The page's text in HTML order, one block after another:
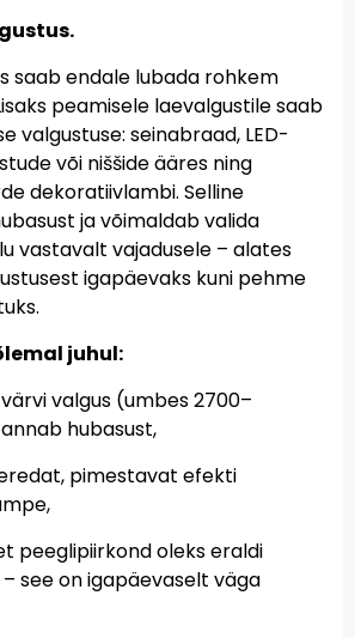
saab endale lubada rohkem
peamisele laevalgustile saab
valgustuse: seinabraad, LED-
või niššide ääres ning
dekoratiivlambi. Selline
ja võimaldab valida
vastavalt vajadusele – alates
igapäevaks kuni pehme
juhul:
valgus (umbes 2700–
hubasust,
pimestavat efekti
peeglipiirkond oleks eraldi
see on igapäevaselt väga